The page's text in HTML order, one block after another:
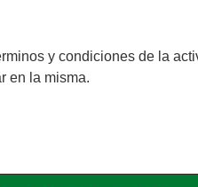
y condiciones de la
en la misma.